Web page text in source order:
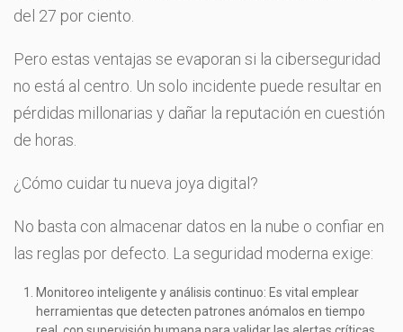
del 27 por ciento.
Pero estas ventajas se evaporan si la ciberseguridad
no está al centro. Un solo incidente puede resultar en
pérdidas millonarias y dañar la reputación en cuestión
de horas.
¿Cómo cuidar tu nueva joya digital?
No basta con almacenar datos en la nube o confiar en
las reglas por defecto. La seguridad moderna exige:
Monitoreo inteligente y análisis continuo: Es vital emplear
herramientas que detecten patrones anómalos en tiempo